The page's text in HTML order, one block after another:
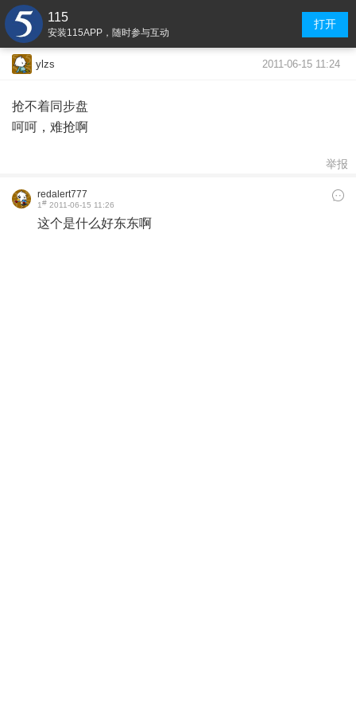
115
安装115APP，随时参与互动
打开
ylzs 2011-06-15 11:24
抢不着同步盘
呵呵，难抢啊
举报
redalert777
1# 2011-06-15 11:26
这个是什么好东东啊